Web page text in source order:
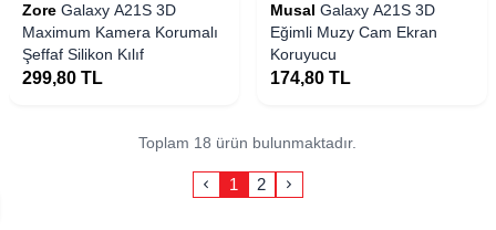
Zore Galaxy A21S 3D
Maximum Kamera Korumalı
Şeffaf Silikon Kılıf
299,80 TL
Musal Galaxy A21S 3D
Eğimli Muzy Cam Ekran
Koruyucu
174,80 TL
Toplam 18 ürün bulunmaktadır.
1 2